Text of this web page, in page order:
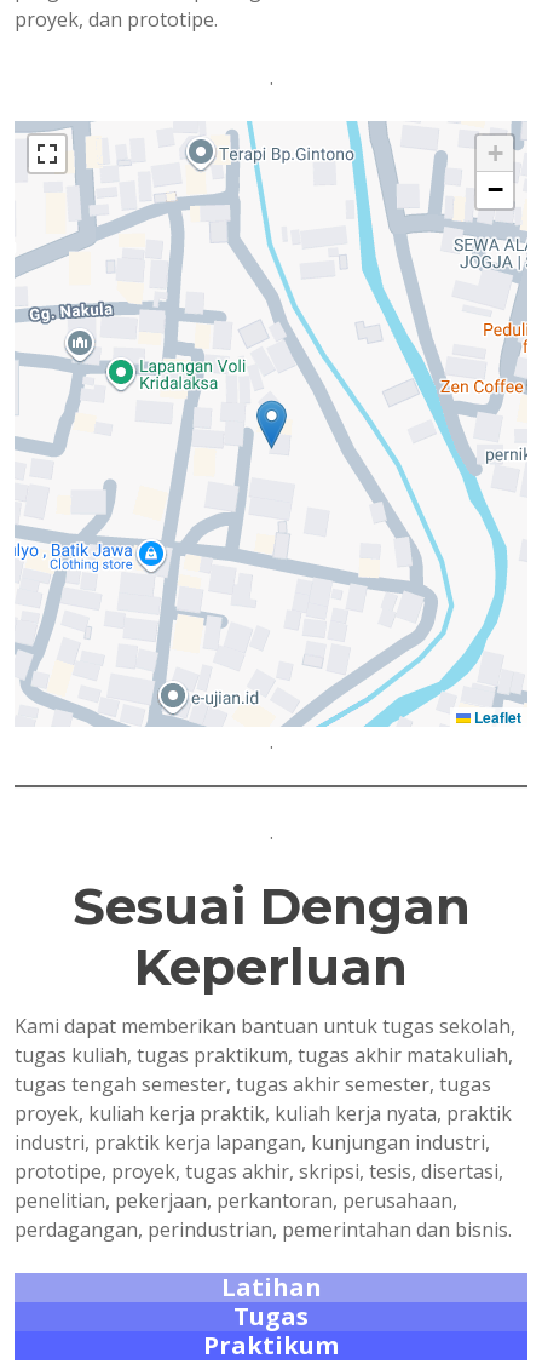
proyek, dan prototipe.
.
+
−
Leaflet
.
.
Sesuai Dengan
Keperluan
Kami dapat memberikan bantuan untuk tugas sekolah,
tugas kuliah, tugas praktikum, tugas akhir matakuliah,
tugas tengah semester, tugas akhir semester, tugas
proyek, kuliah kerja praktik, kuliah kerja nyata, praktik
industri, praktik kerja lapangan, kunjungan industri,
prototipe, proyek, tugas akhir, skripsi, tesis, disertasi,
penelitian, pekerjaan, perkantoran, perusahaan,
perdagangan, perindustrian, pemerintahan dan bisnis.
Latihan
Tugas
Praktikum